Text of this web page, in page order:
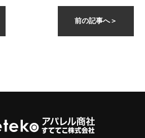
前の記事へ＞